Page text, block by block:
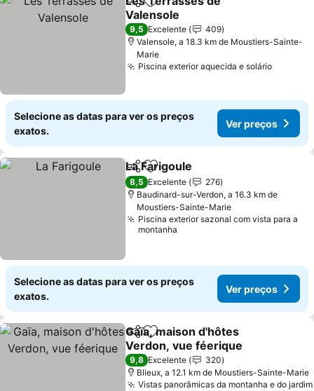
PartilharAdicionar aos favoritos
Valensole
9,5 Excelente
409
Valensole, a 18.3 km de Moustiers-Sainte-
Marie
Piscina exterior aquecida e solário
Selecione as datas para ver os preços
exatos.
Ver preços
PartilharAdicionar aos favoritos
La Farigoule
8,5 Excelente
276
Baudinard-sur-Verdon, a 16.3 km de
Moustiers-Sainte-Marie
Piscina exterior sazonal com vista para a
montanha
Selecione as datas para ver os preços
exatos.
Ver preços
PartilharAdicionar aos favoritos
Gaïa, maison d'hôtes
Verdon, vue féerique
9,8 Excelente
320
Blieux, a 12.1 km de Moustiers-Sainte-Marie
Vistas panorâmicas da montanha e do jardim